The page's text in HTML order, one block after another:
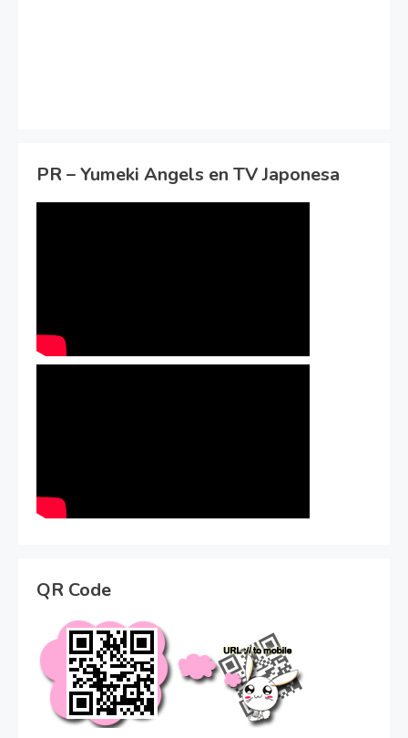
PR – Yumeki Angels en TV Japonesa
QR Code